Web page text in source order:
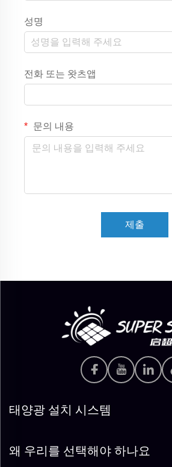
성명
전화 또는 왓츠앱
문의 내용
제출
태양광 설치 시스템
왜 우리를 선택해야 하나요